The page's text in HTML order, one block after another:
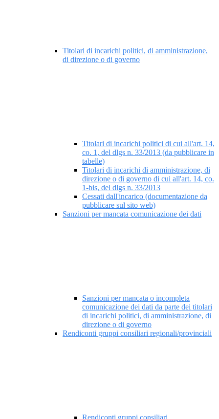
Titolari di incarichi politici, di amministrazione,
di direzione o di governo
Titolari di incarichi politici di cui all'art. 14,
co. 1, del dlgs n. 33/2013 (da pubblicare in
tabelle)
Titolari di incarichi di amministrazione, di
direzione o di governo di cui all'art. 14, co.
1-bis, del dlgs n. 33/2013
Cessati dall'incarico (documentazione da
pubblicare sul sito web)
Sanzioni per mancata comunicazione dei dati
Sanzioni per mancata o incompleta
comunicazione dei dati da parte dei titolari
di incarichi politici, di amministrazione, di
direzione o di governo
Rendiconti gruppi consiliari regionali/provinciali